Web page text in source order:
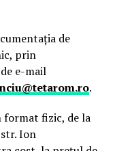
de
prin
e-mail
.
fizic, de la
Ion